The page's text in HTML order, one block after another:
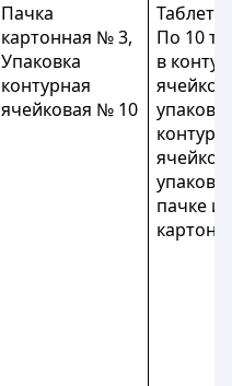
Пачка
картонная № 3,
Упаковка
контурная
ячейковая № 10
По 10
в
пачке из
картона.